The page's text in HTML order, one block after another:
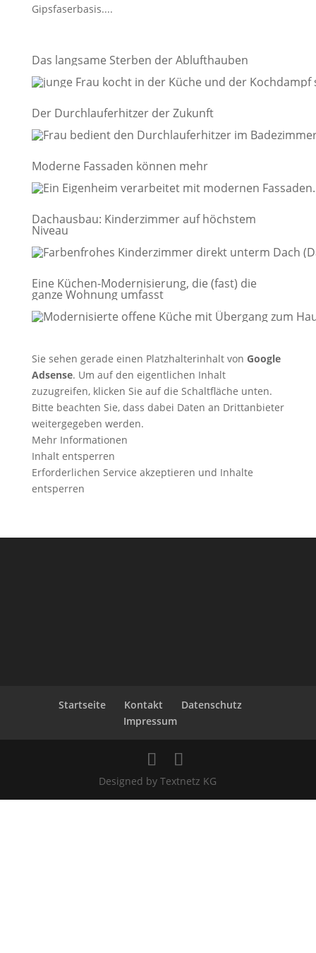
Gipsfaserbasis....
Das langsame Sterben der Ablufthauben
Der Durchlauferhitzer der Zukunft
Moderne Fassaden können mehr
Dachausbau: Kinderzimmer auf höchstem
Niveau
Eine Küchen-Modernisierung, die (fast) die
ganze Wohnung umfasst
Sie sehen gerade einen Platzhalterinhalt von Google
Adsense. Um auf den eigentlichen Inhalt
zuzugreifen, klicken Sie auf die Schaltfläche unten.
Bitte beachten Sie, dass dabei Daten an Drittanbieter
weitergegeben werden.
Mehr Informationen
Inhalt entsperren
Erforderlichen Service akzeptieren und Inhalte
entsperren
Startseite Kontakt
Datenschutz
Impressum
Designed by Textnetz KG